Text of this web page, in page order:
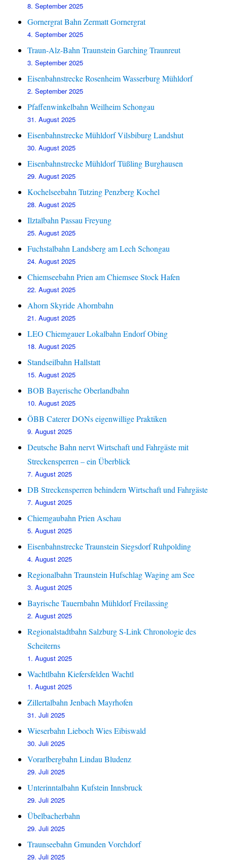
8. September 2025
Gornergrat Bahn Zermatt Gornergrat
4. September 2025
Traun-Alz-Bahn Traunstein Garching Traunreut
3. September 2025
Eisenbahnstrecke Rosenheim Wasserburg Mühldorf
2. September 2025
Pfaffenwinkelbahn Weilheim Schongau
31. August 2025
Eisenbahnstrecke Mühldorf Vilsbiburg Landshut
30. August 2025
Eisenbahnstrecke Mühldorf Tüßling Burghausen
29. August 2025
Kochelseebahn Tutzing Penzberg Kochel
28. August 2025
Ilztalbahn Passau Freyung
25. August 2025
Fuchstalbahn Landsberg am Lech Schongau
24. August 2025
Chiemseebahn Prien am Chiemsee Stock Hafen
22. August 2025
Ahorn Skyride Ahornbahn
21. August 2025
LEO Chiemgauer Lokalbahn Endorf Obing
18. August 2025
Standseilbahn Hallstatt
15. August 2025
BOB Bayerische Oberlandbahn
10. August 2025
ÖBB Caterer DONs eigenwillige Praktiken
9. August 2025
Deutsche Bahn nervt Wirtschaft und Fahrgäste mit
Streckensperren – ein Überblick
7. August 2025
DB Streckensperren behindern Wirtschaft und Fahrgäste
7. August 2025
Chiemgaubahn Prien Aschau
5. August 2025
Eisenbahnstrecke Traunstein Siegsdorf Ruhpolding
4. August 2025
Regionalbahn Traunstein Hufschlag Waging am See
3. August 2025
Bayrische Tauernbahn Mühldorf Freilassing
2. August 2025
Regionalstadtbahn Salzburg S-Link Chronologie des
Scheiterns
1. August 2025
Wachtlbahn Kiefersfelden Wachtl
1. August 2025
Zillertalbahn Jenbach Mayrhofen
31. Juli 2025
Wieserbahn Lieboch Wies Eibiswald
30. Juli 2025
Vorarlbergbahn Lindau Bludenz
29. Juli 2025
Unterinntalbahn Kufstein Innsbruck
29. Juli 2025
Übelbacherbahn
29. Juli 2025
Traunseebahn Gmunden Vorchdorf
29. Juli 2025